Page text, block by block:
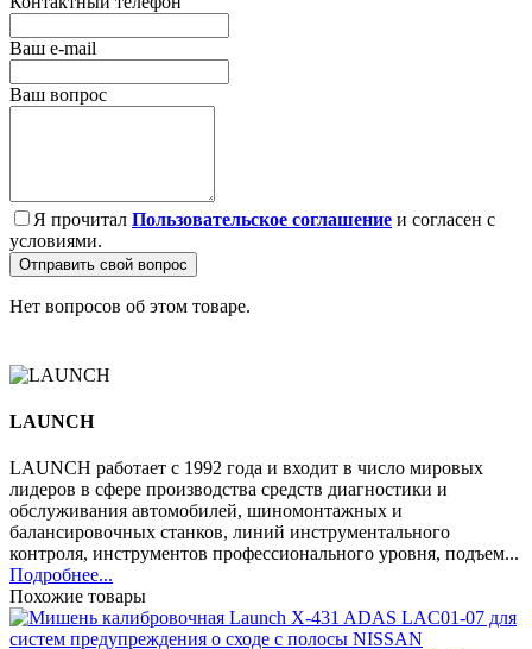
Ваш e-mail
Ваш вопрос
Я прочитал Пользовательское соглашение и согласен с
условиями.
Отправить свой вопрос
Нет вопросов об этом товаре.
LAUNCH
LAUNCH работает с 1992 года и входит в число мировых
лидеров в сфере производства средств диагностики и
обслуживания автомобилей, шиномонтажных и
балансировочных станков, линий инструментального
контроля, инструментов профессионального уровня, подъем...
Подробнее...
Похожие товары